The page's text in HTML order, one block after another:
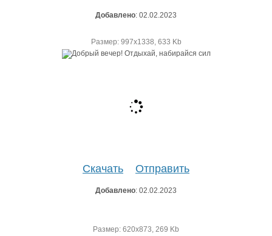
Добавлено: 02.02.2023
Размер: 997х1338, 633 Kb
Скачать Отправить
Добавлено: 02.02.2023
Размер: 620х873, 269 Kb